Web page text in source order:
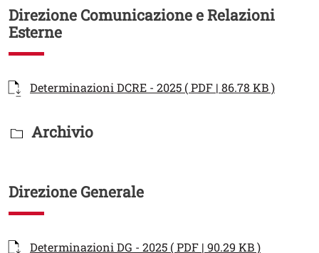
Direzione Comunicazione e Relazioni
Esterne
Documenti
Documento
Determinazioni DCRE - 2025 ( PDF | 86.78 KB )Apri il
Titolo Documenti in cartella
Archivio
Direzione Generale
Documenti
Documento
Determinazioni DG - 2025 ( PDF | 90.29 KB )Apri il link